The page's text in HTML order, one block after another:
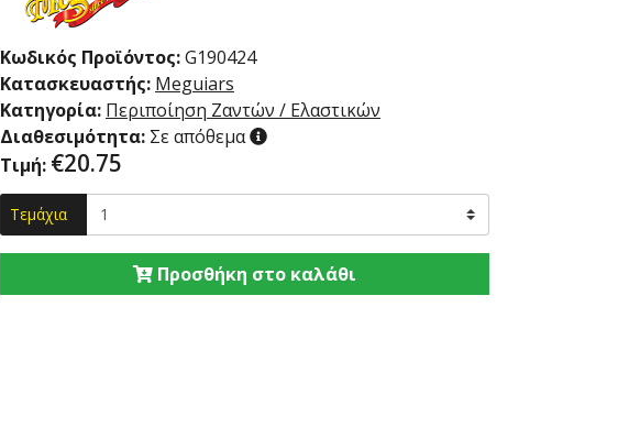
Κωδικός Προϊόντος:G190424
Κατασκευαστής: Meguiars
Κατηγορία: Περιποίηση Ζαντών / Ελαστικών
Διαθεσιμότητα: Σε απόθεμα
Τιμή: €20.75
Τεμάχια
Προσθήκη στο καλάθι